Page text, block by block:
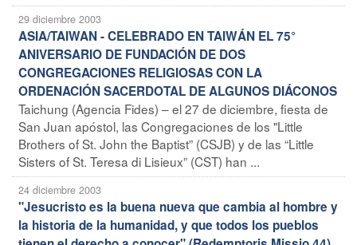
29 diciembre 2003
ASIA/TAIWAN - CELEBRADO EN TAIWÁN EL 75°
ANIVERSARIO DE FUNDACIÓN DE DOS
CONGREGACIONES RELIGIOSAS CON LA
ORDENACIÓN SACERDOTAL DE ALGUNOS DIÁCONOS
Taichung (Agencia Fides) – el 27 de diciembre, fiesta de
San Juan apóstol, las Congregaciones de los "Little
Brothers of St. John the Baptist” (CSJB) y de las “Little
Sisters of St. Teresa di Lisieux” (CST) han ...
24 diciembre 2003
"Jesucristo es la buena nueva que cambia al hombre y
la historia de la humanidad, y que todos los pueblos